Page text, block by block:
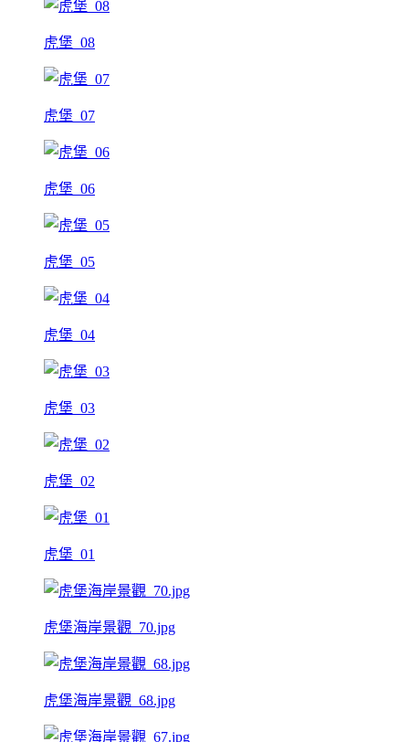
虎堡_08
虎堡_07
虎堡_06
虎堡_05
虎堡_04
虎堡_03
虎堡_02
虎堡_01
虎堡海岸景觀_70.jpg
虎堡海岸景觀_68.jpg